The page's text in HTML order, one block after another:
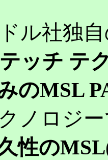
ル社独
ッチ テ
のMSL
ノロジ
性の